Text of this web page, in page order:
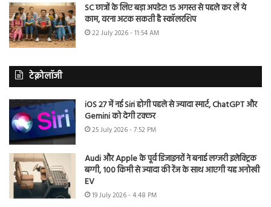
SC छात्रों के लिए बड़ा अपडेट! 15 अगस्त से पहले कर लें ये
काम, वरना अटक सकती है स्कॉलरशिप
22 July 2026 - 11:54 AM
टेक्नोलॉजी
iOS 27 में नई Siri होगी पहले से ज्यादा स्मार्ट, ChatGPT और
Gemini को देगी टक्कर
25 July 2026 - 7:52 PM
Audi और Apple के पूर्व डिजाइनरों ने बनाई लग्जरी इलेक्ट्रिक
बग्गी, 100 किमी से ज्यादा की रेंज के साथ आएगी यह अनोखी
EV
19 July 2026 - 4:48 PM